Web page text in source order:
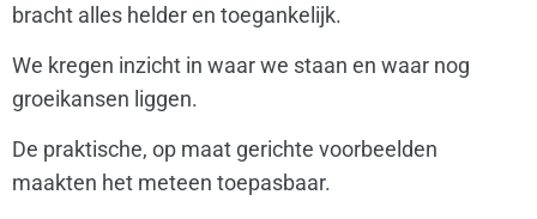
bracht alles helder en toegankelijk.
We kregen inzicht in waar we staan en waar nog
groeikansen liggen.
De praktische, op maat gerichte voorbeelden
maakten het meteen toepasbaar.